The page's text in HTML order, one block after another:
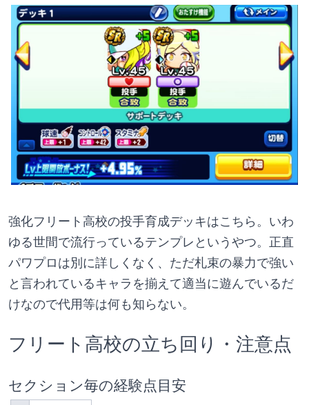
強化フリート高校の投手育成デッキはこちら。いわ
ゆる世間で流行っているテンプレというやつ。正直
パワプロは別に詳しくなく、ただ札束の暴力で強い
と言われているキャラを揃えて適当に遊んでいるだ
けなので代用等は何も知らない。
フリート高校の立ち回り・注意点
セクション毎の経験点目安